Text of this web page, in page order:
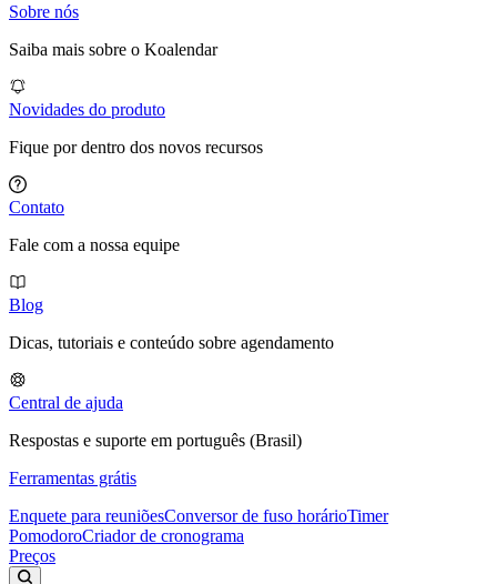
Sobre nós
Saiba mais sobre o Koalendar
Novidades do produto
Fique por dentro dos novos recursos
Contato
Fale com a nossa equipe
Blog
Dicas, tutoriais e conteúdo sobre agendamento
Central de ajuda
Respostas e suporte em português (Brasil)
Ferramentas grátis
Enquete para reuniõesConversor de fuso horárioTimer
PomodoroCriador de cronograma
Preços